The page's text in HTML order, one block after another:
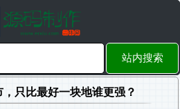
站内搜索
只比最好一块地谁更强？